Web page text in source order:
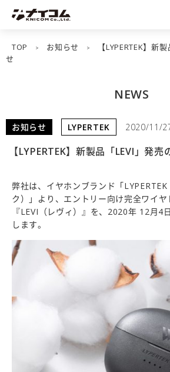
TOP > お知らせ >
【LYPERTEK】新
せ
NEWS
お知らせ LYPERTEK 2020/11/
【LYPERTEK】新製品「LEVI」発売
弊社は、イヤホンブランド「
ク）」より、エントリー向け完全ワイヤ
『LEVI（レヴィ）』を、2020年 12月4
します。